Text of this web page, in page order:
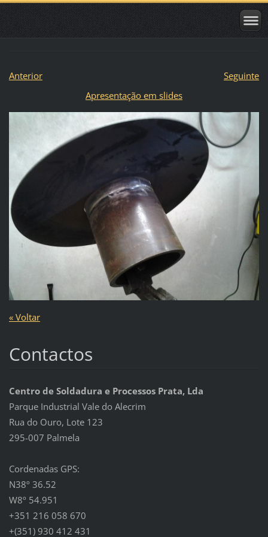
Anterior
Seguinte
Apresentação em slides
« Voltar
Contactos
Centro de Soldadura e Processos Prata, Lda
Parque Industrial Vale do Alecrim
Rua do Ouro, Lote 123
295-007 Palmela
Cordenadas GPS:
N38º 36.52
W8º 54.951
+351 216 058 670
+(351) 930 412 431